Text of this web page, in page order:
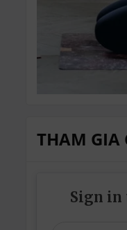
THAM GIA
Sign in